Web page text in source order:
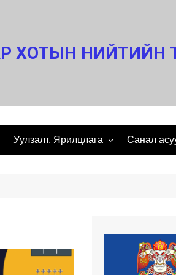
ХОТЫН НИЙТИЙН
Уулзалт, Ярилцлага Санал